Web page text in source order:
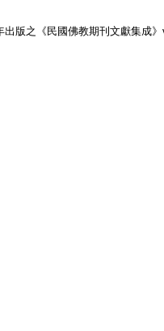
版之《民國佛教期刊文獻集成